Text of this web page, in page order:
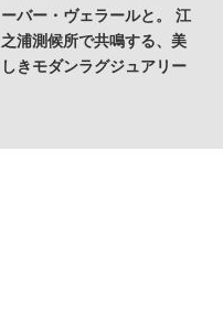
ーバー・ヴェラールと。 江
之浦測候所で共鳴する、美
しきモダンラグジュアリー